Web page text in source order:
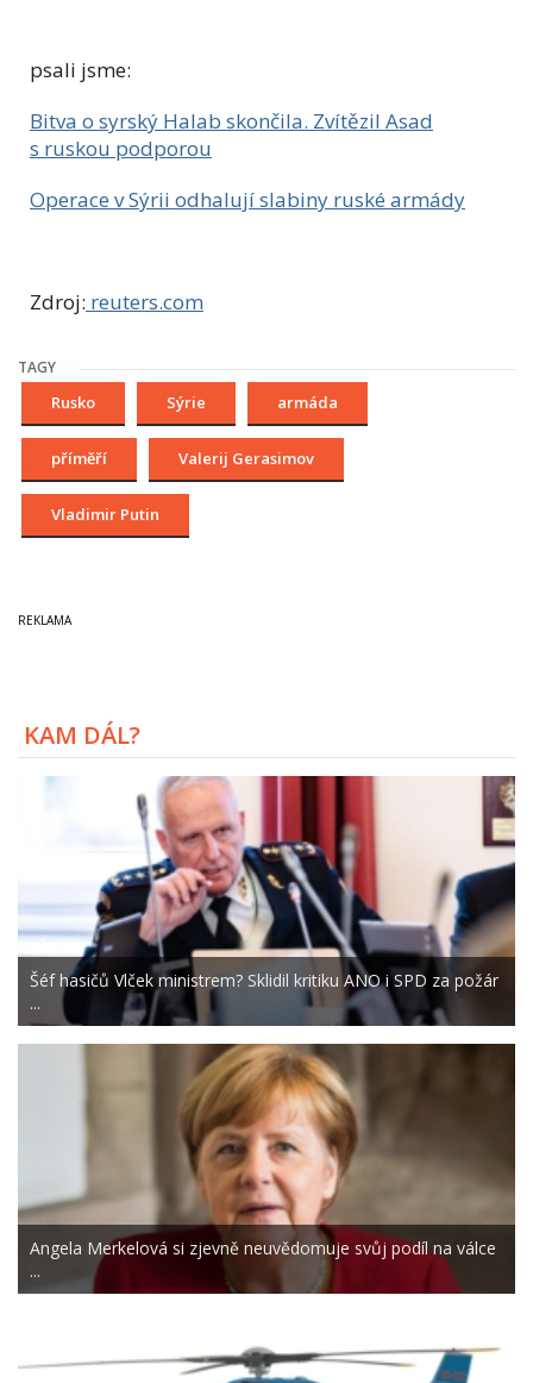
psali jsme:
Bitva o syrský Halab skončila. Zvítězil Asad
s ruskou podporou
Operace v Sýrii odhalují slabiny ruské armády
Zdroj: reuters.com
TAGY
Rusko Sýrie armáda
příměří Valerij Gerasimov
Vladimir Putin
KAM DÁL?
Šéf hasičů Vlček ministrem? Sklidil kritiku ANO i SPD za požár
...
Angela Merkelová si zjevně neuvědomuje svůj podíl na válce
...